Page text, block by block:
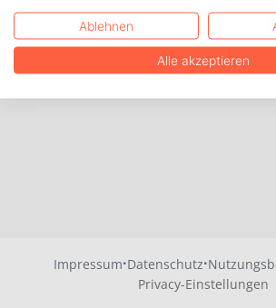
Impressum·Datenschutz·
Privacy-Einstellungen
Ablehnen
Alle akzeptieren